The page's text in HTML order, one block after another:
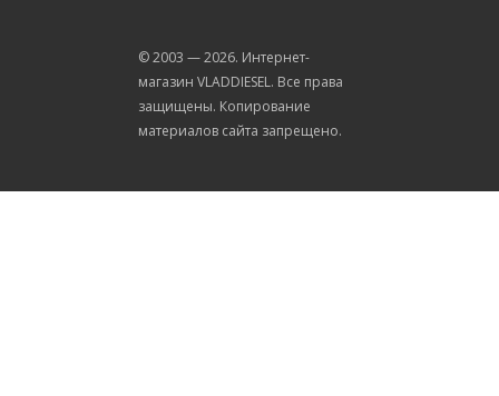
© 2003 —2026. Интернет-
магазин VLADDIESEL. Все права
защищены. Копирование
материалов сайта запрещено.